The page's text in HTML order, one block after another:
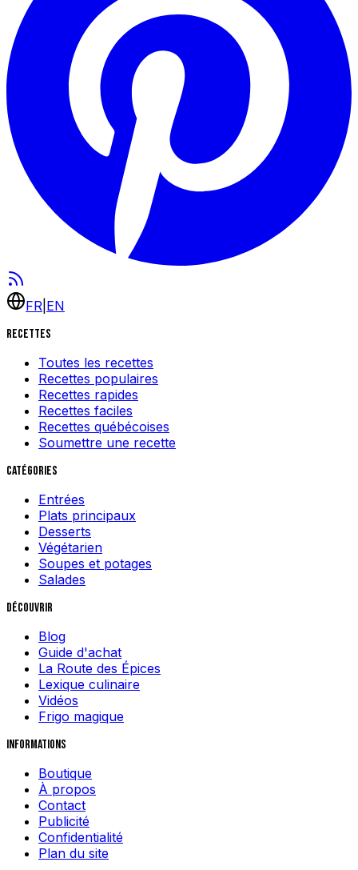
FR EN
Recettes
Toutes les recettes
Recettes populaires
Recettes rapides
Recettes faciles
Recettes québécoises
Soumettre une recette
Catégories
Entrées
Plats principaux
Desserts
Végétarien
Soupes et potages
Salades
Découvrir
Blog
Guide d'achat
La Route des Épices
Lexique culinaire
Vidéos
Frigo magique
Informations
Boutique
À propos
Contact
Publicité
Confidentialité
Plan du site